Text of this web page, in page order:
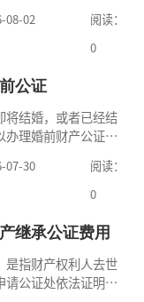
力，固定证据，但是
北京办理公证需要多
候除了需要按照公
么材料,北京公证需
公
08-02
阅读：
0
公证
将结婚，或者已经结
办理婚前财产公证，
人财产引发的纠纷，
理婚前财产公证，除
诉大家，我们有必
机构？了解这些不仅
07-30
阅读：
0
继承公证费用
是指财产权利人去世
请公证处依法证明继